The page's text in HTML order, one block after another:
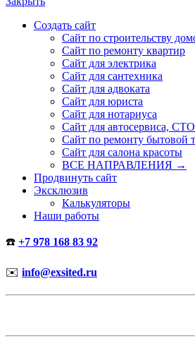
Создать сайт
Сайт по строительству
Сайт по ремонту квартир
Сайт для электрика
Сайт для сантехника
Сайт для адвоката
Сайт для юриста
Сайт для нотариуса
Сайт для автосервиса, СТО
Сайт по ремонту бытовой
Сайт для салона красоты
ВСЕ НАПРАВЛЕНИЯ →
Продвинуть сайт
Эксклюзив
Калькуляторы
Наши работы
☎️ +7 978 168 83 92
✉️ info@exsited.ru